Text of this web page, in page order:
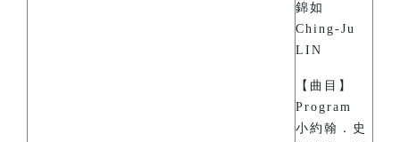
錦如
Ching-Ju
LIN
【曲目】
Program
小約翰．史